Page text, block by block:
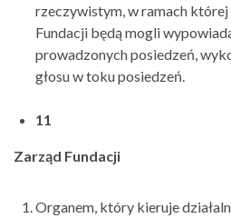
rzeczywistym, w ramach której
Fundacji będą mogli
prowadzonych posiedzeń,
głosu w toku posiedzeń.
11
Zarząd Fundacji
Organem, który kieruje